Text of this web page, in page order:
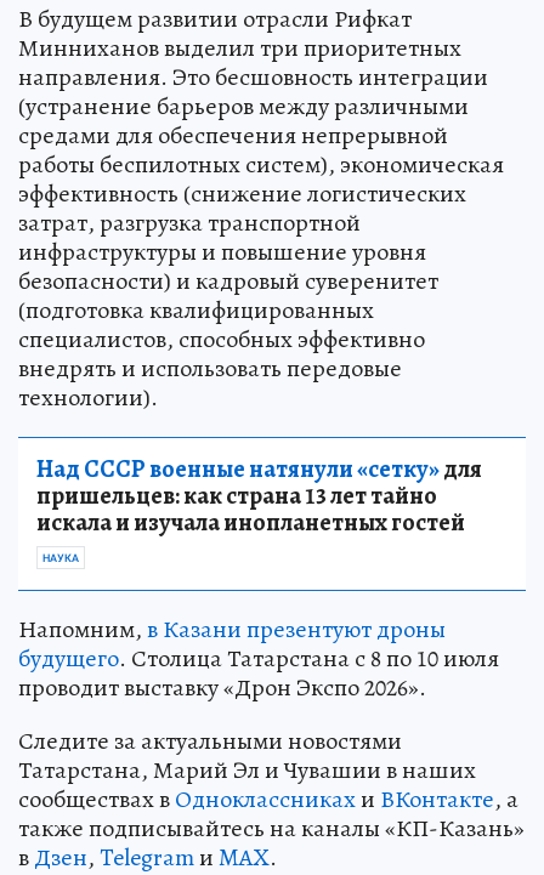
В будущем развитии отрасли Рифкат
Минниханов выделил три приоритетных
направления. Это бесшовность интеграции
(устранение барьеров между различными
средами для обеспечения непрерывной
работы беспилотных систем), экономическая
эффективность (снижение логистических
затрат, разгрузка транспортной
инфраструктуры и повышение уровня
безопасности) и кадровый суверенитет
(подготовка квалифицированных
специалистов, способных эффективно
внедрять и использовать передовые
технологии).
Над СССР военные натянули «сетку»для
пришельцев: как страна 13 лет тайно
искала и изучала инопланетных гостей
НАУКА
Напомним,в Казани презентуют дроны
будущего. Столица Татарстана с 8 по 10 июля
проводит выставку «Дрон Экспо 2026».
Следите за актуальными новостями
Татарстана, Марий Эл и Чувашии в наших
сообществах вОдноклассникахи ВКонтакте, а
также подписывайтесь на каналы «КП-Казань»
вДзен,TelegramиMAX.